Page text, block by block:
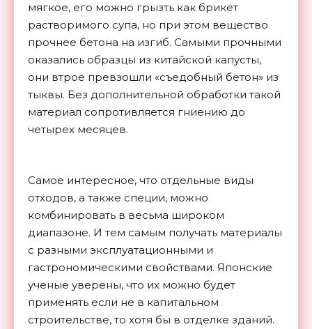
мягкое, его можно грызть как брикет
растворимого супа, но при этом вещество
прочнее бетона на изгиб. Самыми прочными
оказались образцы из китайской капусты,
они втрое превзошли «съедобный бетон» из
тыквы. Без дополнительной обработки такой
материал сопротивляется гниению до
четырех месяцев.
Самое интересное, что отдельные виды
отходов, а также специи, можно
комбинировать в весьма широком
диапазоне. И тем самым получать материалы
с разными эксплуатационными и
гастрономическими свойствами. Японские
ученые уверены, что их можно будет
применять если не в капитальном
строительстве, то хотя бы в отделке зданий.